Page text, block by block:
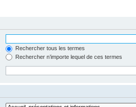
Rechercher tous les termes
Rechercher n’importe lequel de ces termes